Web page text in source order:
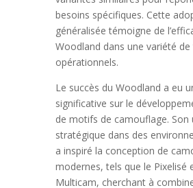
besoins spécifiques. Cette
généralisée témoigne de
Woodland dans une variété
opérationnels.
Le succès du Woodland a eu
significative sur le
de motifs de camouflage. Son
stratégique dans des
a inspiré la conception de
modernes, tels que le Pixelisé
Multicam, cherchant à